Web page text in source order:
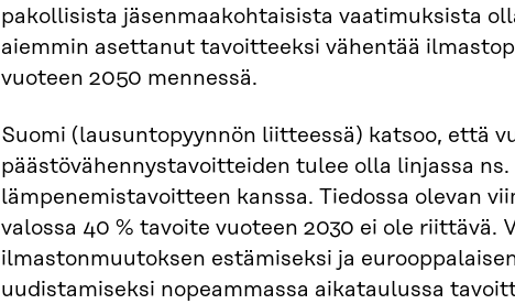
pakollisista jäsenmaakohtaisista vaatimuksista
aiemmin asettanut tavoitteeksi vähentää
vuoteen 2050 mennessä.
Suomi (lausuntopyynnön liitteessä) katsoo, että
päästövähennystavoitteiden tulee olla linjassa
lämpenemistavoitteen kanssa. Tiedossa olevan
valossa 40 % tavoite vuoteen 2030 ei ole riittävä.
ilmastonmuutoksen estämiseksi ja
uudistamiseksi nopeammassa aikataulussa